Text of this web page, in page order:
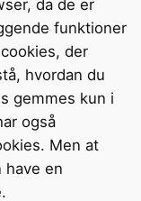
da de er
funktioner
der
hvordan du
gemmes kun i
også
Men at
en